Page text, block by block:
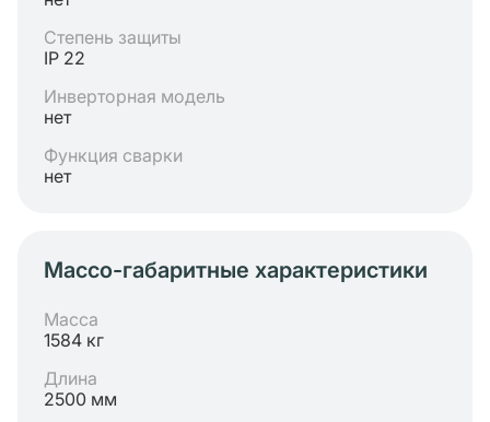
Степень защиты
IP 22
Инверторная модель
нет
Функция сварки
нет
Массо-габаритные характеристики
Масса
1584 кг
Длина
2500 мм